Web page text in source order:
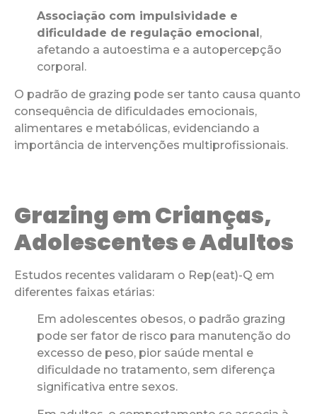
Associação com impulsividade e
dificuldade de regulação emocional,
afetando a autoestima e a autopercepção
corporal.
O padrão de grazing pode ser tanto causa quanto
consequência de dificuldades emocionais,
alimentares e metabólicas, evidenciando a
importância de intervenções multiprofissionais.
Grazing em Crianças,
Adolescentes e Adultos
Estudos recentes validaram o Rep(eat)-Q em
diferentes faixas etárias:
Em adolescentes obesos, o padrão grazing
pode ser fator de risco para manutenção do
excesso de peso, pior saúde mental e
dificuldade no tratamento, sem diferença
significativa entre sexos.